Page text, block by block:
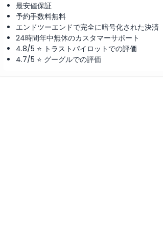
最安値保証
予約手数料無料
エンドツーエンドで完全に暗号化された決済
24時間年中無休のカスタマーサポート
4.8/5 ⭐ トラストパイロットでの評価
4.7/5 ⭐ グーグルでの評価